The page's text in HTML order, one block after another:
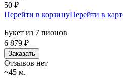
50 ₽
Перейти в корзинуПерейти в
Букет из 7 пионов
6 879 ₽
Заказать
Отзывов нет
~45 м.